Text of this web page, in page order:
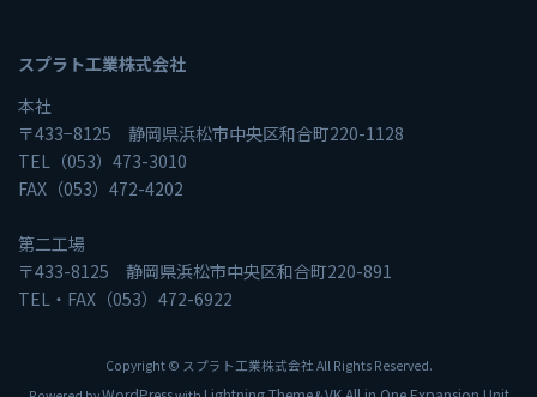
スプラト工業株式会社
本社
〒433−8125 静岡県浜松市中央区和合町220-1128
TEL（053）473-3010
FAX（053）472-4202
第二工場
〒433-8125 静岡県浜松市中央区和合町220-891
TEL・FAX（053）472-6922
Copyright © スプラト工業株式会社 All Rights Reserved.